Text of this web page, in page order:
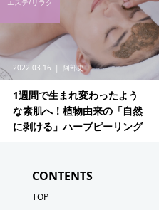
2022.03.16 阿部史
1週間で生まれ変わったよう
な素肌へ！植物由来の「自然
に剥ける」ハーブピーリング
エステ/リラク
CONTENTS
TOP